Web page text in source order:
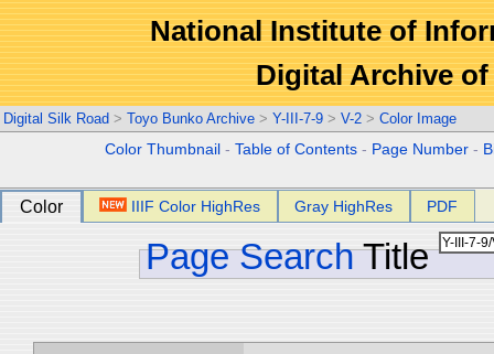
National Institute of
Digital Archive
Digital Silk Road > Toyo Bunko Archive > Y-III-7-9 > V-2 > Color Image
Color Thumbnail -Table of Contents - Page Number -
Color IIIF Color HighRes Gray HighRes PDF
Page Search Title